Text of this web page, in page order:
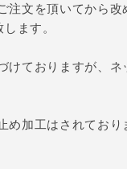
文を頂いてから
ます。
ておりますが、
加工はされており